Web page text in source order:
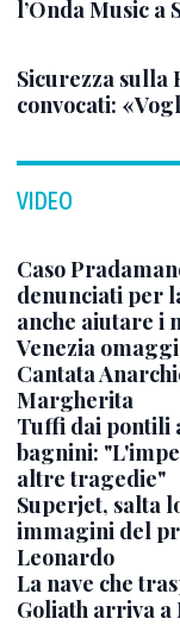
l’Onda Music a
Sicurezza sulla
convocati:
VIDEO
Caso
denunciati per
anche aiutare i
Venezia
Cantata
Margherita
Tuffi dai pontili
bagnini:
altre tragedie"
Superjet, salta
immagini del
Leonardo
La nave che
Goliath arriva a